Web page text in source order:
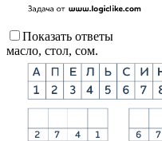
Показать ответы
масло, стол, сом.